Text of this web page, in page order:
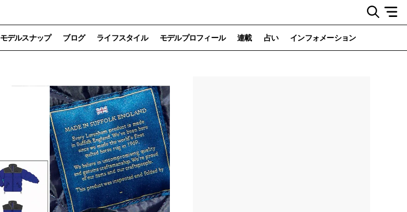
モデルスナップ ブログ ライフスタイル モデルプロフィール 連載 占い インフォメーション